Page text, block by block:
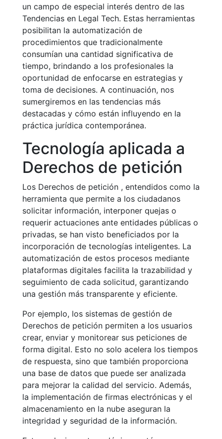
un campo de especial interés dentro de las
Tendencias en Legal Tech. Estas herramientas
posibilitan la automatización de
procedimientos que tradicionalmente
consumían una cantidad significativa de
tiempo, brindando a los profesionales la
oportunidad de enfocarse en estrategias y
toma de decisiones. A continuación, nos
sumergiremos en las tendencias más
destacadas y cómo están influyendo en la
práctica jurídica contemporánea.
Tecnología aplicada a
Derechos de petición
Los Derechos de petición , entendidos como la
herramienta que permite a los ciudadanos
solicitar información, interponer quejas o
requerir actuaciones ante entidades públicas o
privadas, se han visto beneficiados por la
incorporación de tecnologías inteligentes. La
automatización de estos procesos mediante
plataformas digitales facilita la trazabilidad y
seguimiento de cada solicitud, garantizando
una gestión más transparente y eficiente.
Por ejemplo, los sistemas de gestión de
Derechos de petición permiten a los usuarios
crear, enviar y monitorear sus peticiones de
forma digital. Esto no solo acelera los tiempos
de respuesta, sino que también proporciona
una base de datos que puede ser analizada
para mejorar la calidad del servicio. Además,
la implementación de firmas electrónicas y el
almacenamiento en la nube aseguran la
integridad y seguridad de la información.